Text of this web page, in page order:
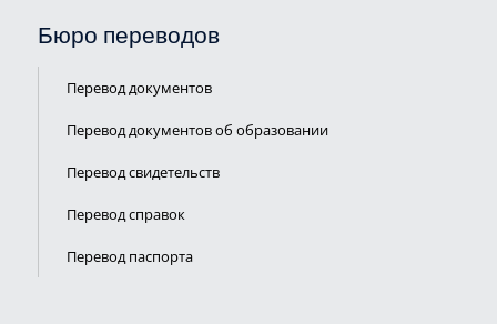
Бюро переводов
Перевод документов
Перевод документов об образовании
Перевод свидетельств
Перевод справок
Перевод паспорта